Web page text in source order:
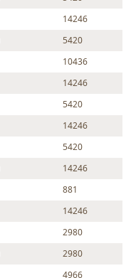
14246
5420
10436
14246
5420
14246
5420
14246
881
14246
2980
2980
4966